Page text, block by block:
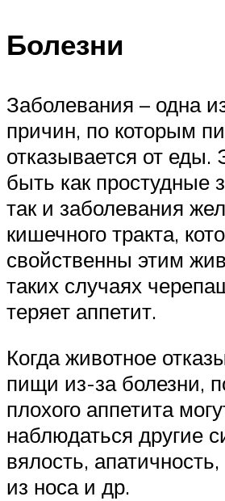
Болезни
Заболевания – одна
причин, по которым
отказывается от еды.
быть как простудные
так и заболевания
кишечного тракта,
свойственны этим
таких случаях
теряет аппетит.
Когда животное
пищи из-за болезни,
плохого аппетита
наблюдаться другие
вялость,
из носа и др.